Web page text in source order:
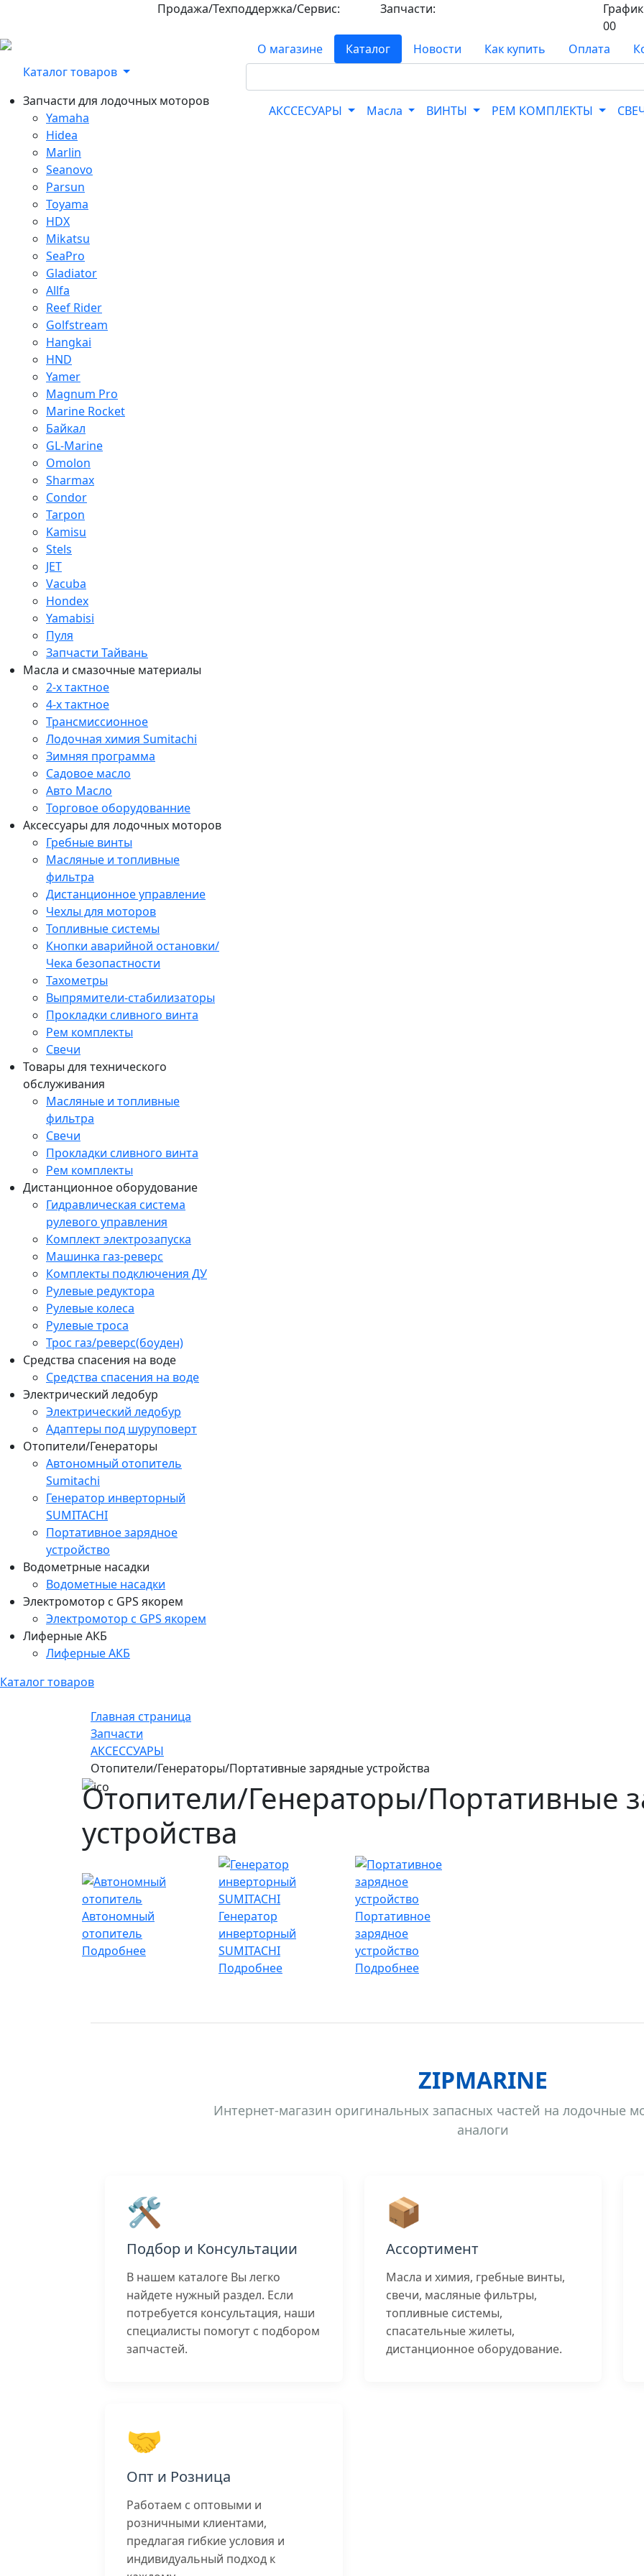
Продажа/Техподдержка/Сервис: Запчасти:
00
Каталог товаров
Запчасти для лодочных моторов
Yamaha
Hidea
Marlin
Seanovo
Parsun
Toyama
HDX
Mikatsu
SeaPro
Gladiator
Allfa
Reef Rider
Golfstream
Hangkai
HND
Yamer
Magnum Pro
Marine Rocket
Байкал
GL-Marine
Omolon
Sharmax
Condor
Tarpon
Kamisu
Stels
JET
Vacuba
Hondex
Yamabisi
Пуля
Запчасти Тайвань
Масла и смазочные материалы
2-х тактное
4-х тактное
Трансмиссионное
Лодочная химия Sumitachi
Зимняя программа
Садовое масло
Авто Масло
Торговое оборудованние
Аксессуары для лодочных моторов
Гребные винты
Масляные и топливные
фильтра
Дистанционное управление
Чехлы для моторов
Топливные системы
Кнопки аварийной остановки/
Чека безопастности
Тахометры
Выпрямители-стабилизаторы
Прокладки сливного винта
Рем комплекты
Свечи
Товары для технического
обслуживания
Масляные и топливные
фильтра
Свечи
Прокладки сливного винта
Рем комплекты
Дистанционное оборудование
Гидравлическая система
рулевого управления
Комплект электрозапуска
Машинка газ-реверс
Комплекты подключения ДУ
Рулевые редуктора
Рулевые колеса
Рулевые троса
Трос газ/реверс(боуден)
Средства спасения на воде
Средства спасения на воде
Электрический ледобур
Электрический ледобур
Адаптеры под шуруповерт
Отопители/Генераторы
Автономный отопитель
Sumitachi
Генератор инверторный
SUMITACHI
Портативное зарядное
устройство
Водометрные насадки
Водометные насадки
Электромотор c GPS якорем
Электромотор c GPS якорем
Лиферные АКБ
Лиферные АКБ
Каталог товаров
О магазине Каталог Новости Как купить Оплата
АКССЕСУАРЫ Масла ВИНТЫ РЕМ КОМПЛЕКТЫ
Главная страница
Запчасти
АКСЕССУАРЫ
Отопители/Генераторы/Портативные зарядные устройства
Отопители/Генераторы/Портативные
устройства
Автономный
отопитель
Подробнее
Генератор
инверторный
SUMITACHI
Подробнее
Портативное
зарядное
устройство
Подробнее
ZIPMARINE
Интернет-магазин оригинальных запасных частей на лодочные
аналоги
🛠️
Подбор и Консультации
В нашем каталоге Вы легко
найдете нужный раздел. Если
потребуется консультация, наши
специалисты помогут с подбором
запчастей.
📦
Ассортимент
Масла и химия, гребные винты,
свечи, масляные фильтры,
топливные системы,
спасательные жилеты,
дистанционное оборудование.
🤝
Опт и Розница
Работаем с оптовыми и
розничными клиентами,
предлагая гибкие условия и
индивидуальный подход к